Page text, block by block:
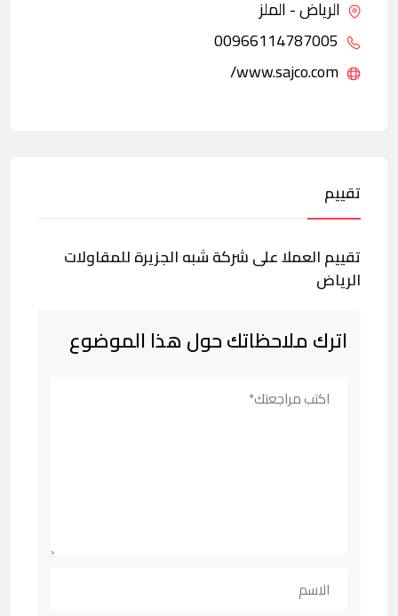
الرياض - الملز
تقييم
تقييم العملا على شركة شبه الجزيرة للمقاولات
الرياض
اترك ملاحظاتك حول هذا الموضوع